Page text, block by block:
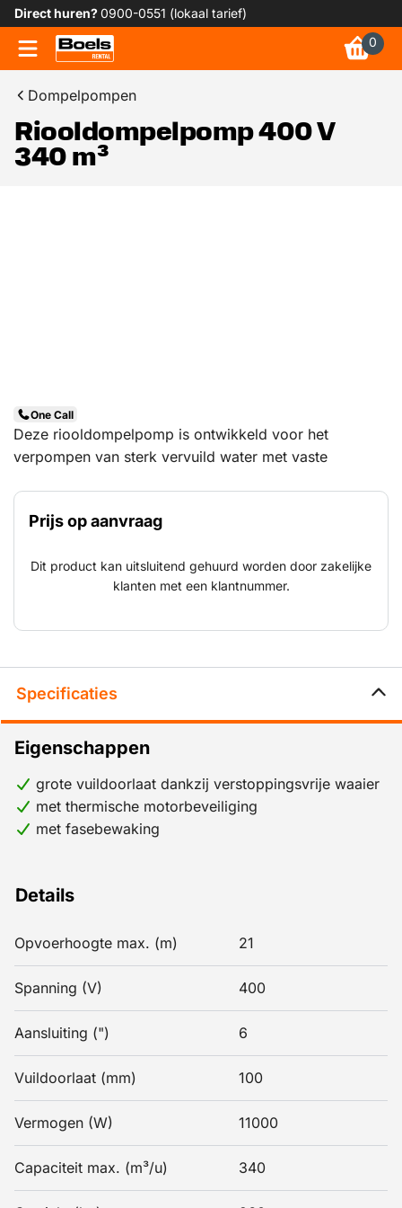
Direct huren?0900-0551 (lokaal tarief)
0
Dompelpompen
Riooldompelpomp 400 V
340 m³
One Call
Deze riooldompelpomp is ontwikkeld voor het
verpompen van sterk vervuild water met vaste
een capaciteit tot 340 m³ per uur en maakt de pomp
geschikt voor rioleringswerkzaamheden, bouwputten,
constructie is bestand tegen intensief gebruik onder
zware omstandigheden. Dankzij de grote doorlaat kan
pompcapaciteit te beperken.
Prijs op aanvraag
Dit product kan uitsluitend gehuurd worden door zakelijke
klanten met een klantnummer.
Specificaties
Details
Opvoerhoogte max. (m) 21
Spanning (V) 400
Aansluiting (") 6
Vuildoorlaat (mm) 100
Vermogen (W) 11000
Capaciteit max. (m³/u) 340
Eigenschappen
grote vuildoorlaat dankzij verstoppingsvrije waaier
met thermische motorbeveiliging
met fasebewaking